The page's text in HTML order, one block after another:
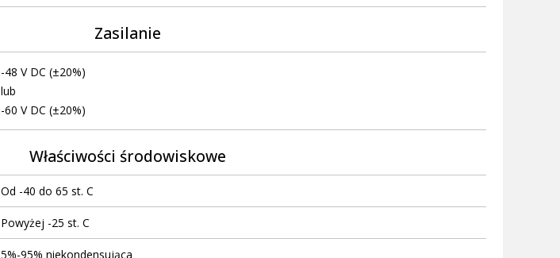
Zasilanie
-48 V DC (±20%)
lub
-60 V DC (±20%)
Właściwości środowiskowe
Od -40 do 65 st. C
Powyżej -25 st. C
5%-95% niekondensująca